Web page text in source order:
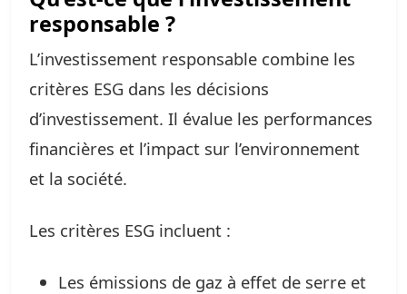
responsable ?
L’investissement responsable combine les
critères ESG dans les décisions
d’investissement. Il évalue les performances
financières et l’impact sur l’environnement
et la société.
Les critères ESG incluent :
Les émissions de gaz à effet de serre et